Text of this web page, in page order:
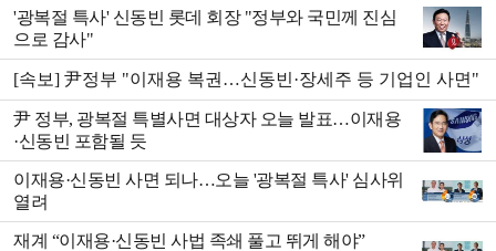
'광복절 특사' 신동빈 롯데 회장 "정부와 국민께 진심
으로 감사"
[속보] 尹정부 "이재용 복권…신동빈·장세주 등 기업인 사면"
尹 정부, 광복절 특별사면 대상자 오늘 발표…이재용
·신동빈 포함될 듯
이재용·신동빈 사면 되나…오늘 '광복절 특사' 심사위
열려
재계 “이재용·신동빈 사법 족쇄 풀고 뛰게 해야”